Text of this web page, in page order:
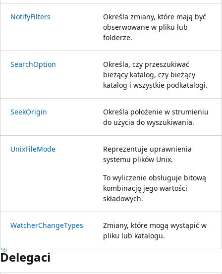
NotifyFilters
Określa zmiany, które mają być
obserwowane w pliku lub
folderze.
SearchOption
Określa, czy przeszukiwać
bieżący katalog, czy bieżący
katalog i wszystkie podkatalogi.
SeekOrigin
Określa położenie w strumieniu
do użycia do wyszukiwania.
UnixFileMode
Reprezentuje uprawnienia
systemu plików Unix.
To wyliczenie obsługuje bitową
kombinację jego wartości
składowych.
WatcherChangeTypes
Zmiany, które mogą wystąpić w
pliku lub katalogu.
Delegaci